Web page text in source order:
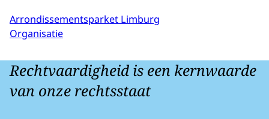
Arrondissementsparket Limburg
Organisatie
Rechtvaardigheid is een kernwaarde
van onze rechtsstaat